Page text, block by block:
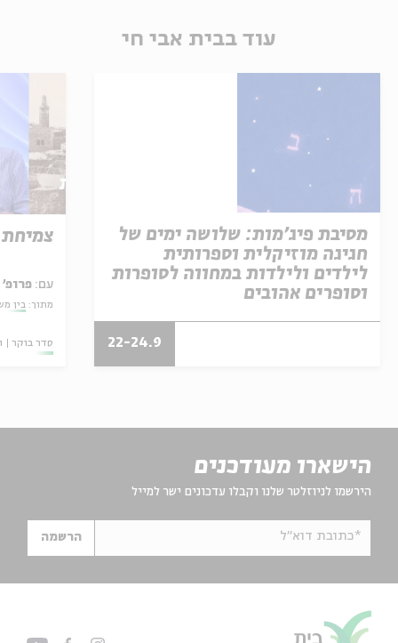
עוד בבית אבי חי
מסיבת פיג'מות: שלושה ימים של
חגיגה מוזיקלית וספרותית
לילדים ולילדות במחווה לסופרות
וסופרים אהובים
22-24.9
צמיחת
עם:
מתוך: בין
סדר בוקר
הישארו מעודכנים
הירשמו לניוזלטר שלנו וקבלו עדכונים ישר למייל
*כתובת דוא"ל הרשמה